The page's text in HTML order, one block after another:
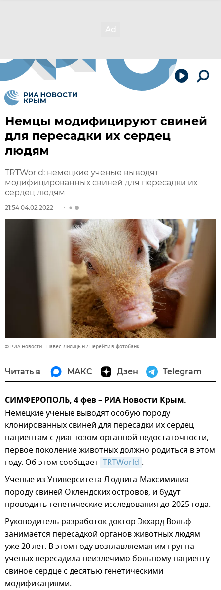
Немцы модифицируют свиней
для пересадки их сердец
людям
TRTWorld: немецкие ученые выводят
модифицированных свиней для пересадки их
сердец людям
21:54 04.02.2022
© РИА Новости . Павел Лисицын Перейти в фотобанк
Читать в МАКС Дзен Telegram
СИМФЕРОПОЛЬ, 4 фев – РИА Новости Крым.
Немецкие ученые выводят особую породу
клонированных свиней для пересадки их сердец
пациентам с диагнозом органной недостаточности,
первое поколение животных должно родиться в этом
году. Об этом сообщает TRTWorld .
Ученые из Университета Людвига-Максимилиа
породу свиней Оклендских островов, и будут
проводить генетические исследования до 2025 года.
Руководитель разработок доктор Экхард Вольф
занимается пересадкой органов животных людям
уже 20 лет. В этом году возглавляемая им группа
ученых пересадила неизлечимо больному пациенту
свиное сердце с десятью генетическими
модификациями.